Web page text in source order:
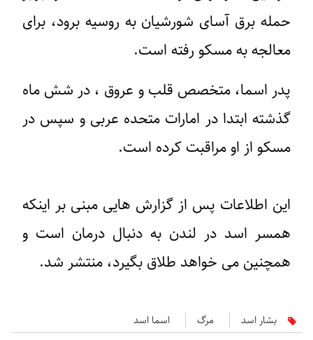
حمله برق آسای شورشیان به روسیه برود، برای
معالجه به مسکو رفته است.
پدر اسما، متخصص قلب و عروق ، در شش ماه
گذشته ابتدا در امارات متحده عربی و سپس در
مسکو از او مراقبت کرده است.
این اطلاعات پس از گزارش هایی مبنی بر اینکه
همسر اسد در لندن به دنبال درمان است و
همچنین می خواهد طلاق بگیرد، منتشر شد.
بشار اسد مرگ اسما اسد